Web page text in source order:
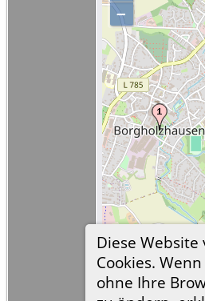
Diese
Cookies.
ohne Ihre
–
©
500 m